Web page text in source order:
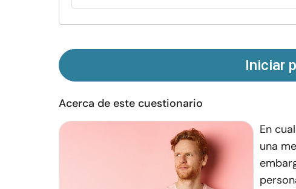
Iniciar
Acerca de este cuestionario
En
una